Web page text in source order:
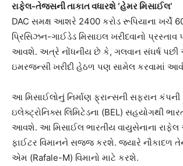
રાફેલ-તેજસની તાકાત વધારશે ‘હેમર મિસાઈલ’
DAC સમક્ષ આશરે 2400 કરોડ રૂપિયાના ખર્ચે
પ્રિસિઝન-ગાઈડેડ મિસાઇલ ખરીદવાનો
આવશે. અત્રે નોંધનીય છે કે, ગલવાન સંઘર્ષ પછી
ઇમરજન્સી ખરીદી હેઠળ પણ સામેલ કરવામાં
આ મિસાઈલોનું નિર્માણ ફ્રાન્સની સફરાન
ઇલેક્ટ્રોનિક્સ લિમિટેડના (BEL) સહયોગથી
આવશે. આ મિસાઈલ ભારતીય વાયુસેનાના
ફાઈટર વિમાનને સજ્જ કરશે. જ્યારે નૌકાદળ
એમ (Rafale-M) વિમાનો માટે કરશે.